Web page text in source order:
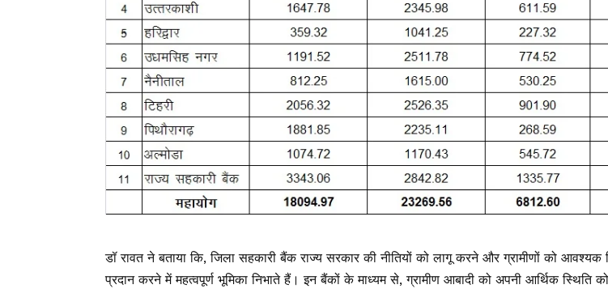
डॉ रावत ने बताया कि, जिला सहकारी बैंक राज्य सरकार की नीतियों को लागू करने और ग्रामीणों को आवश्यक
प्रदान करने में महत्वपूर्ण भूमिका निभाते हैं। इन बैंकों के माध्यम से, ग्रामीण आबादी को अपनी आर्थिक स्थिति